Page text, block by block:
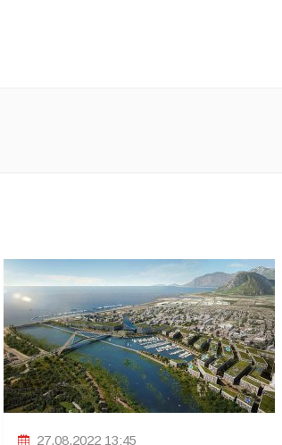
27.08.2022 13:45